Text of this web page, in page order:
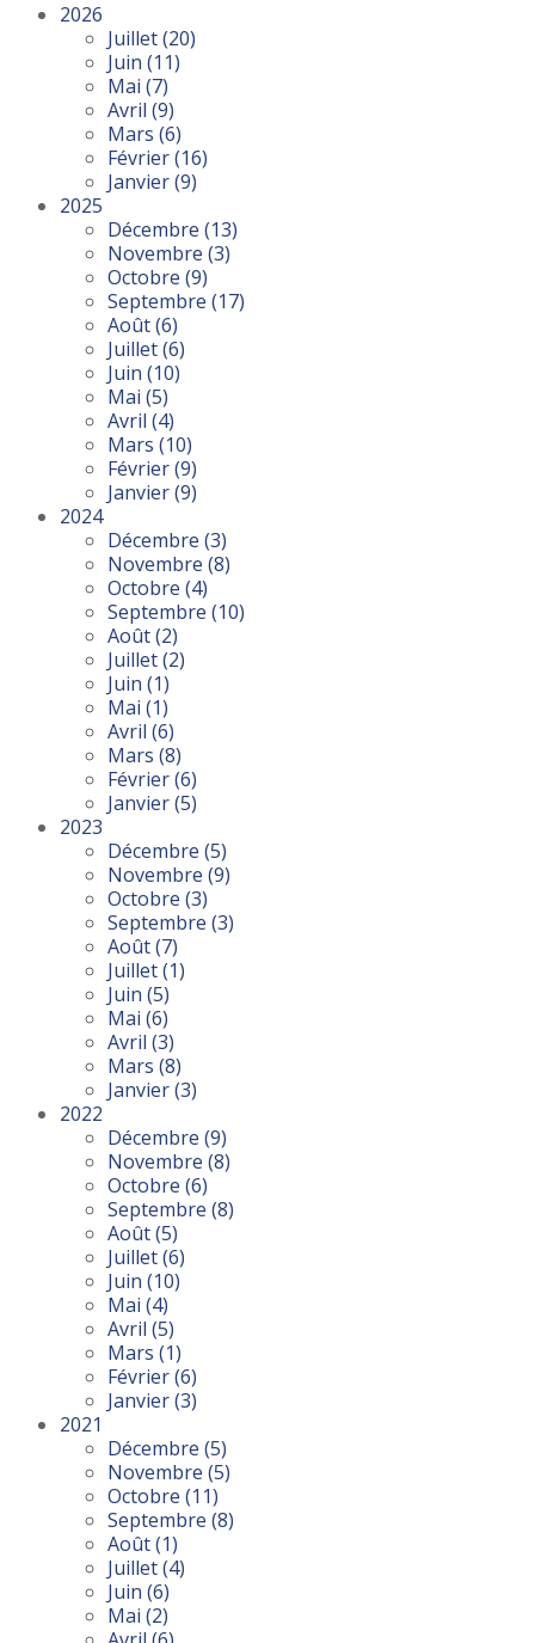
2026
Juillet(20)
Juin (11)
Mai (7)
Avril (9)
Mars (6)
Février(16)
Janvier(9)
2025
Décembre (13)
Novembre (3)
Octobre (9)
Septembre (17)
Août(6)
Juillet(6)
Juin (10)
Mai (5)
Avril (4)
Mars (10)
Février(9)
Janvier(9)
2024
Décembre (3)
Novembre (8)
Octobre (4)
Septembre (10)
Août(2)
Juillet(2)
Juin (1)
Mai (1)
Avril (6)
Mars (8)
Février(6)
Janvier(5)
2023
Décembre (5)
Novembre (9)
Octobre (3)
Septembre (3)
Août(7)
Juillet(1)
Juin (5)
Mai (6)
Avril (3)
Mars (8)
Janvier(3)
2022
Décembre (9)
Novembre (8)
Octobre (6)
Septembre (8)
Août(5)
Juillet(6)
Juin (10)
Mai (4)
Avril (5)
Mars (1)
Février(6)
Janvier(3)
2021
Décembre (5)
Novembre (5)
Octobre (11)
Septembre (8)
Août(1)
Juillet(4)
Juin (6)
Mai (2)